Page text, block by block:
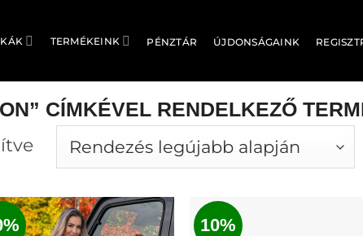
TERMÉKEINK PÉNZTÁR ÚJDONSÁGAINK
CÍMKÉVEL RENDELKEZŐ
Sorted
latest
10%